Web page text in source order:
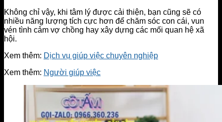
Không chỉ vậy, khi tâm lý được cải thiện, bạn cũng sẽ có
nhiều năng lượng tích cực hơn để chăm sóc con cái, vun
vén tình cảm vợ chồng hay xây dựng các mối quan hệ xã
hội.
Xem thêm: Dịch vụ giúp việc chuyên nghiệp
Xem thêm: Người giúp việc